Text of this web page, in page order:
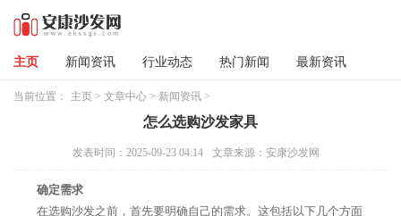
主页 新闻资讯 行业动态 热门新闻 最新资讯
当前位置： 主页 > 文章中心 > 新闻资讯 >
怎么选购沙发家具
发表时间：2025-09-23 04:14 文章来源：安康沙发网
确定需求
在选购沙发之前，首先要明确自己的需求。这包括以下几个方面